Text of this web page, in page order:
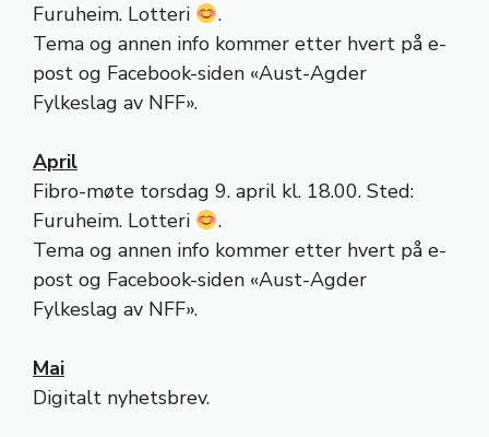
Furuheim. Lotteri
.
Tema og annen info kommer etter hvert på e-
post og Facebook-siden «Aust-Agder
Fylkeslag av NFF».
April
Fibro-møte torsdag 9. april kl. 18.00. Sted:
Furuheim. Lotteri
.
Tema og annen info kommer etter hvert på e-
post og Facebook-siden «Aust-Agder
Fylkeslag av NFF».
Mai
Digitalt nyhetsbrev.